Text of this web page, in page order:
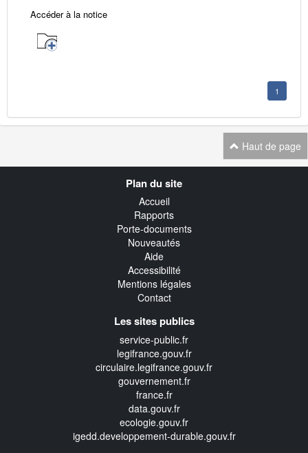
Accéder à la notice
1
Haut de page
Plan du site
Accueil
Rapports
Porte-documents
Nouveautés
Aide
Accessibilité
Mentions légales
Contact
Les sites publics
service-public.fr
legifrance.gouv.fr
circulaire.legifrance.gouv.fr
gouvernement.fr
france.fr
data.gouv.fr
ecologie.gouv.fr
igedd.developpement-durable.gouv.fr